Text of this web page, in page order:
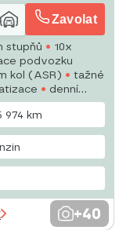
Zavolat
stupňů
10x
podvozku
kol (ASR)
tažné
denní
senzory
974 km
+40